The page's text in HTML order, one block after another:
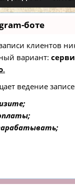
боте
вариант:
.
ведение